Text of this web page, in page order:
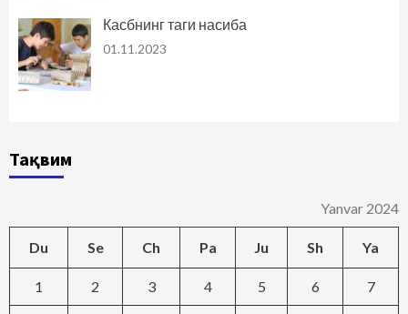
Касбнинг таги насиба
01.11.2023
Тақвим
Yanvar 2024
Du Se Ch Pa Ju Sh Ya
1 2 3 4 5 6 7